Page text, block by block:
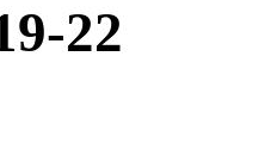
22